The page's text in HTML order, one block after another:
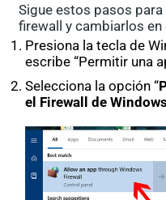
Sigue estos pasos
firewall y cambiarlos en
Presiona la tecla de
escribe “Permitir una
Selecciona la opción “
el Firewall de